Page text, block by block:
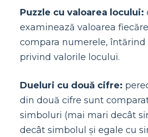
Puzzle cu valoarea locului:
examinează valoarea
compara numerele, întărind
privind valorile locului.
Dueluri cu două cifre:
din două cifre sunt
simboluri (mai mari decât
decât simbolul și egale cu